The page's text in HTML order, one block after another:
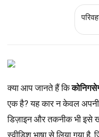
क्या आप जानते हैं कि
एक है? यह कार न केवल
डिज़ाइन और तकनीक भी इसे
स्वीडिश भाषा से लिया गया